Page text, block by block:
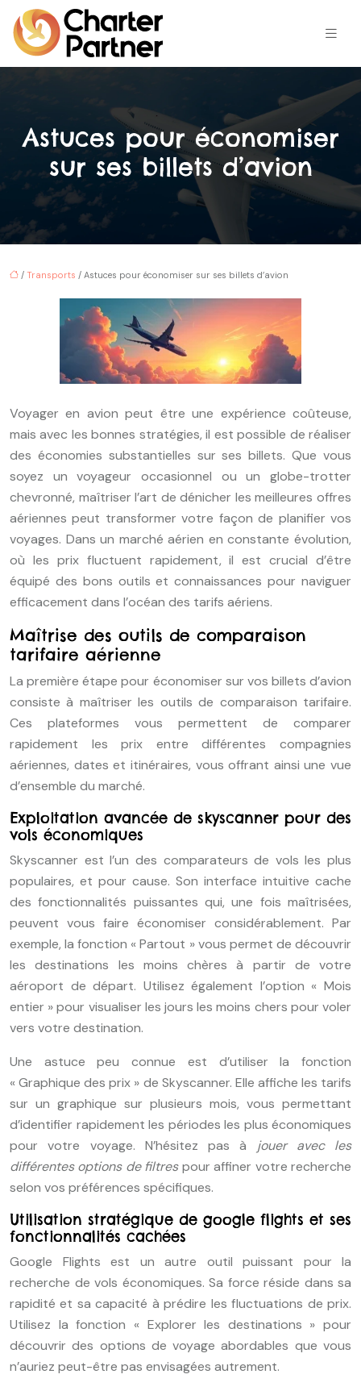
Astuces pour économiser
sur ses billets d’avion
/ Transports / Astuces pour économiser sur ses billets d’avion
Voyager en avion peut être une expérience coûteuse,
mais avec les bonnes stratégies, il est possible de réaliser
des économies substantielles sur ses billets. Que vous
soyez un voyageur occasionnel ou un globe-trotter
chevronné, maîtriser l’art de dénicher les meilleures offres
aériennes peut transformer votre façon de planifier vos
voyages. Dans un marché aérien en constante évolution,
où les prix fluctuent rapidement, il est crucial d’être
équipé des bons outils et connaissances pour naviguer
efficacement dans l’océan des tarifs aériens.
Maîtrise des outils de comparaison
tarifaire aérienne
La première étape pour économiser sur vos billets d’avion
consiste à maîtriser les outils de comparaison tarifaire.
Ces plateformes vous permettent de comparer
rapidement les prix entre différentes compagnies
aériennes, dates et itinéraires, vous offrant ainsi une vue
d’ensemble du marché.
Exploitation avancée de skyscanner pour des
vols économiques
Skyscanner est l’un des comparateurs de vols les plus
populaires, et pour cause. Son interface intuitive cache
des fonctionnalités puissantes qui, une fois maîtrisées,
peuvent vous faire économiser considérablement. Par
exemple, la fonction « Partout » vous permet de découvrir
les destinations les moins chères à partir de votre
aéroport de départ. Utilisez également l’option « Mois
entier » pour visualiser les jours les moins chers pour voler
vers votre destination.
Une astuce peu connue est d’utiliser la fonction
« Graphique des prix » de Skyscanner. Elle affiche les tarifs
sur un graphique sur plusieurs mois, vous permettant
d’identifier rapidement les périodes les plus économiques
pour votre voyage. N’hésitez pas à jouer avec les
différentes options de filtrespour affiner votre recherche
selon vos préférences spécifiques.
Utilisation stratégique de google flights et ses
fonctionnalités cachées
Google Flights est un autre outil puissant pour la
recherche de vols économiques. Sa force réside dans sa
rapidité et sa capacité à prédire les fluctuations de prix.
Utilisez la fonction « Explorer les destinations » pour
découvrir des options de voyage abordables que vous
n’auriez peut-être pas envisagées autrement.